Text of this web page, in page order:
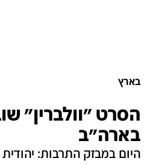
בארץ
הסרט "וולברין"
בארה"ב
היום במבזק התרבות: